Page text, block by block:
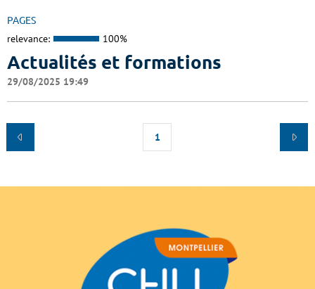
PAGES
relevance: 100%
Actualités et formations
29/08/2025 19:49
1